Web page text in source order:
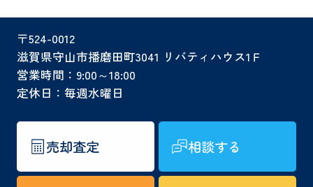
〒524-0012
滋賀県守山市播磨田町3041 リバティハウス1Ｆ
営業時間：9:00～18:00
定休日：毎週水曜日
売却査定 相談する